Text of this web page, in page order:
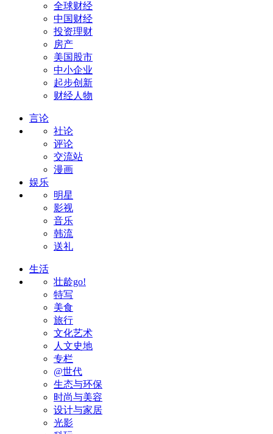
全球财经
中国财经
投资理财
房产
美国股市
中小企业
起步创新
财经人物
言论
社论
评论
交流站
漫画
娱乐
明星
影视
音乐
韩流
送礼
生活
壮龄go!
特写
美食
旅行
文化艺术
人文史地
专栏
@世代
生态与环保
时尚与美容
设计与家居
光影